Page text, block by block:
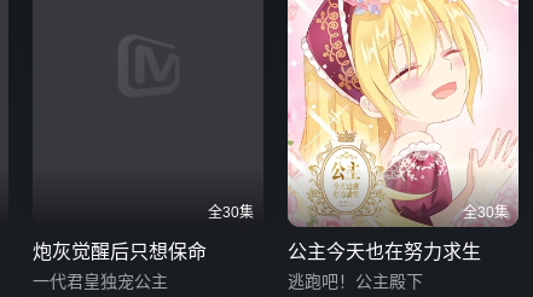
全30集
炮灰觉醒后只想保命
一代君皇独宠公主
全30集
公主今天也在努力求生
逃跑吧！公主殿下